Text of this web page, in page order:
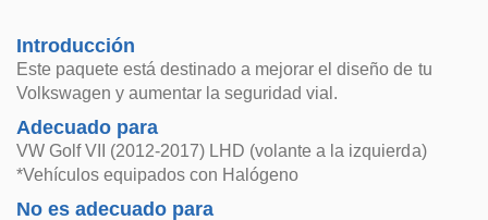
Introducción
Este paquete está destinado a mejorar el diseño de tu
Volkswagen y aumentar la seguridad vial.
Adecuado para
VW Golf VII (2012-2017) LHD (volante a la izquierda)
*Vehículos equipados con Halógeno
No es adecuado para